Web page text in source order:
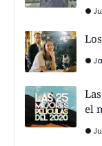
el